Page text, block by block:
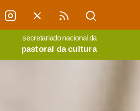
secretariado nacional da
pastoral da cultura